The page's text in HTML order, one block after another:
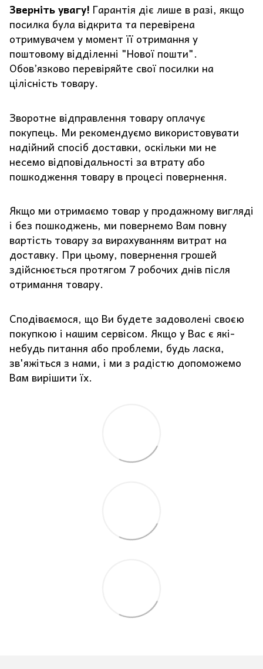
Зверніть увагу! Гарантія діє лише в разі, якщо
посилка була відкрита та перевірена
отримувачем у момент її отримання у
поштовому відділенні "Нової пошти".
Обов’язково перевіряйте свої посилки на
цілісність товару.
Зворотне відправлення товару оплачує
покупець. Ми рекомендуємо використовувати
надійний спосіб доставки, оскільки ми не
несемо відповідальності за втрату або
пошкодження товару в процесі повернення.
Якщо ми отримаємо товар у продажному вигляді
і без пошкоджень, ми повернемо Вам повну
вартість товару за вирахуванням витрат на
доставку. При цьому, повернення грошей
здійснюється протягом 7 робочих днів після
отримання товару.
Сподіваємося, що Ви будете задоволені своєю
покупкою і нашим сервісом. Якщо у Вас є які-
небудь питання або проблеми, будь ласка,
зв'яжіться з нами, і ми з радістю допоможемо
Вам вирішити їх.